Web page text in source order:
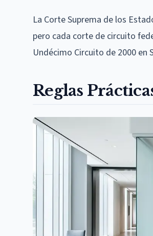
La Corte Suprema de los
pero cada corte de circuito
Undécimo Circuito de 2000
Reglas